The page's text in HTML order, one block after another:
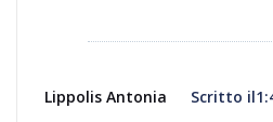
Lippolis Antonia Scritto